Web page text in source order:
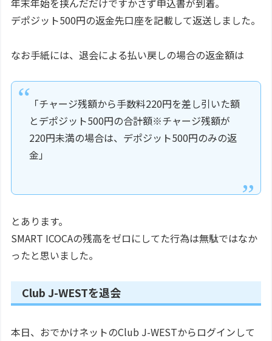
年末年始を挟んだだけですかさず申込書が到着。
デポジット500円の返金先口座を記載して返送しました。
なお手紙には、退会による払い戻しの場合の返金額は
「チャージ残額から手数料220円を差し引いた額
とデポジット500円の合計額※チャージ残額が
220円未満の場合は、デポジット500円のみの返
金」
とあります。
SMART ICOCAの残高をゼロにしてた行為は無駄ではなか
ったと思いました。
Club J-WESTを退会
本日、おでかけネットのClub J-WESTからログインして